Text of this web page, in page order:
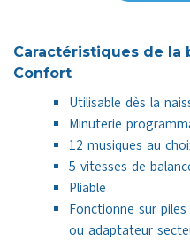
Caractéristiques de la
Confort
Utilisable dès la
Minuterie
12 musiques au
5 vitesses de
Pliable
Fonctionne sur
ou adaptateur